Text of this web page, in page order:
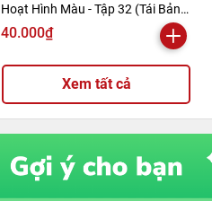
Hoạt Hình Màu - Tập 32 (Tái Bản
2019)
40.000₫
Xem tất cả